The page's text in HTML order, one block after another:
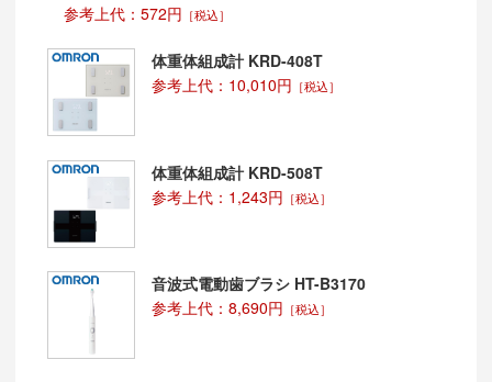
参考上代：572円 ［税込］
体重体組成計 KRD-408T
参考上代：10,010円 ［税込］
体重体組成計 KRD-508T
参考上代：1,243円 ［税込］
音波式電動歯ブラシ HT-B3170
参考上代：8,690円 ［税込］